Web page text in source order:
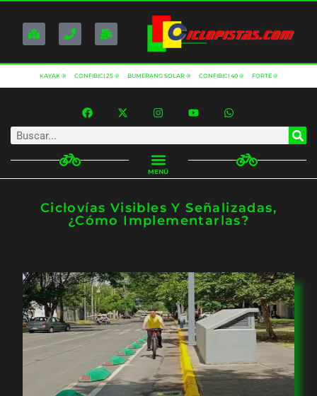
KAYAK ® CONFIBICI 25 ® BUMERANG SOLAR ® CONFIBICI 40 ® FORTE ®
MENÚ
Ciclovías Visibles Y Señalizadas,
¿cómo Implementarlas?